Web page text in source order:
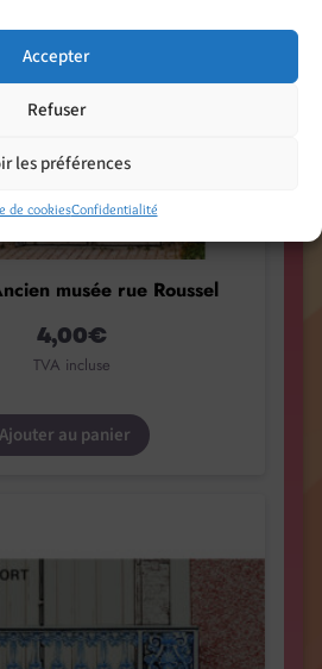
Accepter
Refuser
les préférences
de cookiesConfidentialité
musée rue Roussel
4,00€
TVA incluse
Ajouter au panier